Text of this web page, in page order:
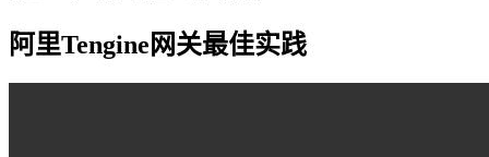
阿里Tengine网关最佳实践